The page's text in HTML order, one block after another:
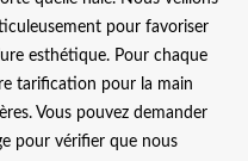
pour favoriser
esthétique. Pour chaque
tarification pour la main
Vous pouvez demander
pour vérifier que nous